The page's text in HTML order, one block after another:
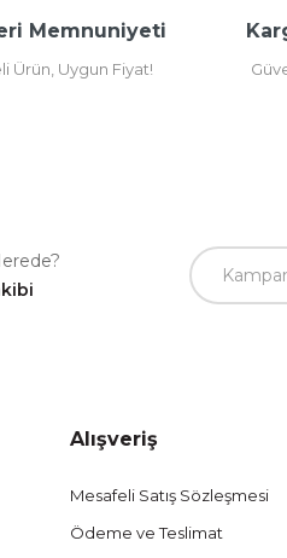
Memnuniyeti
Ürün, Uygun Fiyat!
Alışveriş
Mesafeli Satış Sözleşmesi
Ödeme ve Teslimat